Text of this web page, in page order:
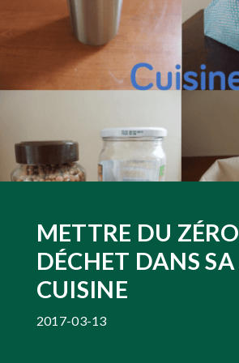
METTRE DU ZÉRO
DÉCHET DANS SA
CUISINE
2017-03-13